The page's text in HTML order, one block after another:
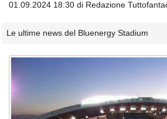
01.09.2024 18:30 di Redazione
Le ultime news del Bluenergy Stadium